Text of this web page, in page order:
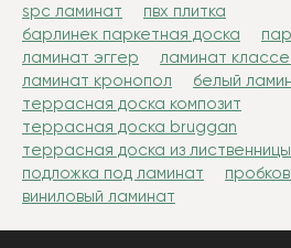
spc ламинат
пвх плитка
барлинек паркетная доска
ламинат эггер
ламинат
ламинат кронопол
белый
террасная доска композит
террасная доска bruggan
террасная доска из лиственницы
подложка под ламинат
виниловый ламинат